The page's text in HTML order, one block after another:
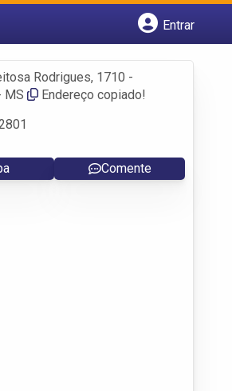
Entrar
Rodrigues, 1710 -
MS
Endereço copiado!
Comente